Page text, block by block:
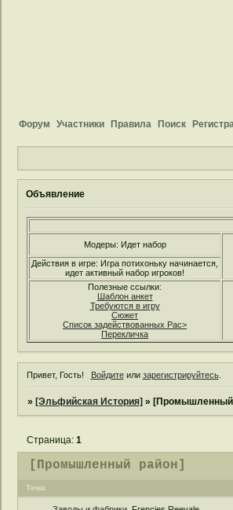
Форум Участники Правила Поиск
Объявление
Модеры: Идет набор
Действия в игре: Игра потихоньку начинается,
идет активный набор игроков!
Полезные ссылки:
Шаблон анкет
Требуются в игру
Сюжет
Список задействованных Рас>
Перекличка
Привет, Гость! Войдитеили зарегистрируйтесь.
»[Эльфийская История] »[Промышленный
[Промышленный район]
Страница:1
Тема